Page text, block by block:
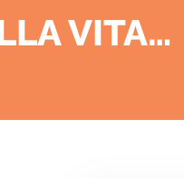
VITA…